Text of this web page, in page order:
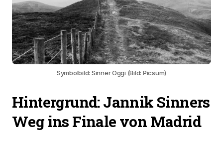
Symbolbild: Sinner Oggi (Bild: Picsum)
Hintergrund: Jannik Sinners
Weg ins Finale von Madrid